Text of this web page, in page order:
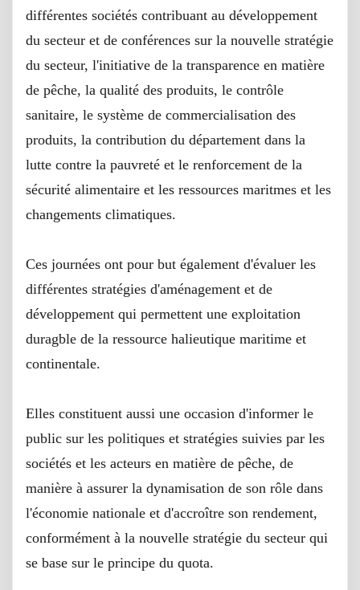
différentes sociétés contribuant au développement
du secteur et de conférences sur la nouvelle stratégie
du secteur, l'initiative de la transparence en matière
de pêche, la qualité des produits, le contrôle
sanitaire, le système de commercialisation des
produits, la contribution du département dans la
lutte contre la pauvreté et le renforcement de la
sécurité alimentaire et les ressources maritmes et les
changements climatiques.
Ces journées ont pour but également d'évaluer les
différentes stratégies d'aménagement et de
développement qui permettent une exploitation
duragble de la ressource halieutique maritime et
continentale.
Elles constituent aussi une occasion d'informer le
public sur les politiques et stratégies suivies par les
sociétés et les acteurs en matière de pêche, de
manière à assurer la dynamisation de son rôle dans
l'économie nationale et d'accroître son rendement,
conformément à la nouvelle stratégie du secteur qui
se base sur le principe du quota.